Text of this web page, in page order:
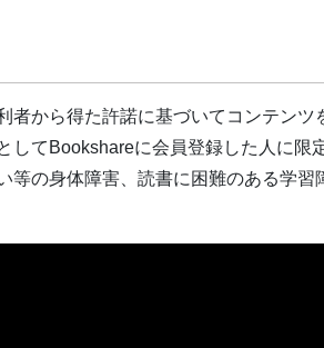
から得た許諾に基づいてコンテンツ
てBookshareに会員登録した人に限
の身体障害、読書に困難のある学習